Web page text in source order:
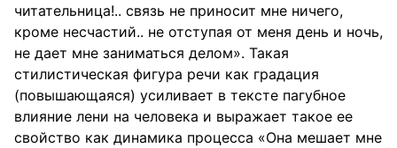
читательница!.. связь не приносит мне ничего,
кроме несчастий.. не отступая от меня день и ночь,
не дает мне заниматься делом». Такая
стилистическая фигура речи как градация
(повышающаяся) усиливает в тексте пагубное
влияние лени на человека и выражает такое ее
свойство как динамика процесса «Она мешает мне